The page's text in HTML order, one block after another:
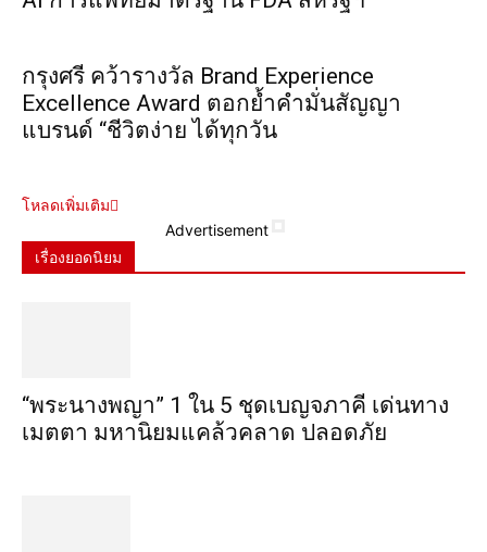
กรุงศรี คว้ารางวัล Brand Experience
Excellence Award ตอกย้ำคำมั่นสัญญา
แบรนด์ “ชีวิตง่าย ได้ทุกวัน
โหลดเพิ่มเติม
Advertisement
เรื่องยอดนิยม
“พระ​นาง​พญา” 1 ใน 5​ ชุดเบญจ​ภาคี​ เด่นทาง
เมตตา​ มหา​นิยม​แคล้วคลาด​ ปลอดภัย​